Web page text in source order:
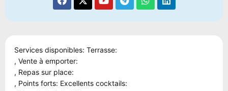
Services disponibles: Terrasse:
, Vente à emporter:
, Repas sur place:
, Points forts: Excellents cocktails: